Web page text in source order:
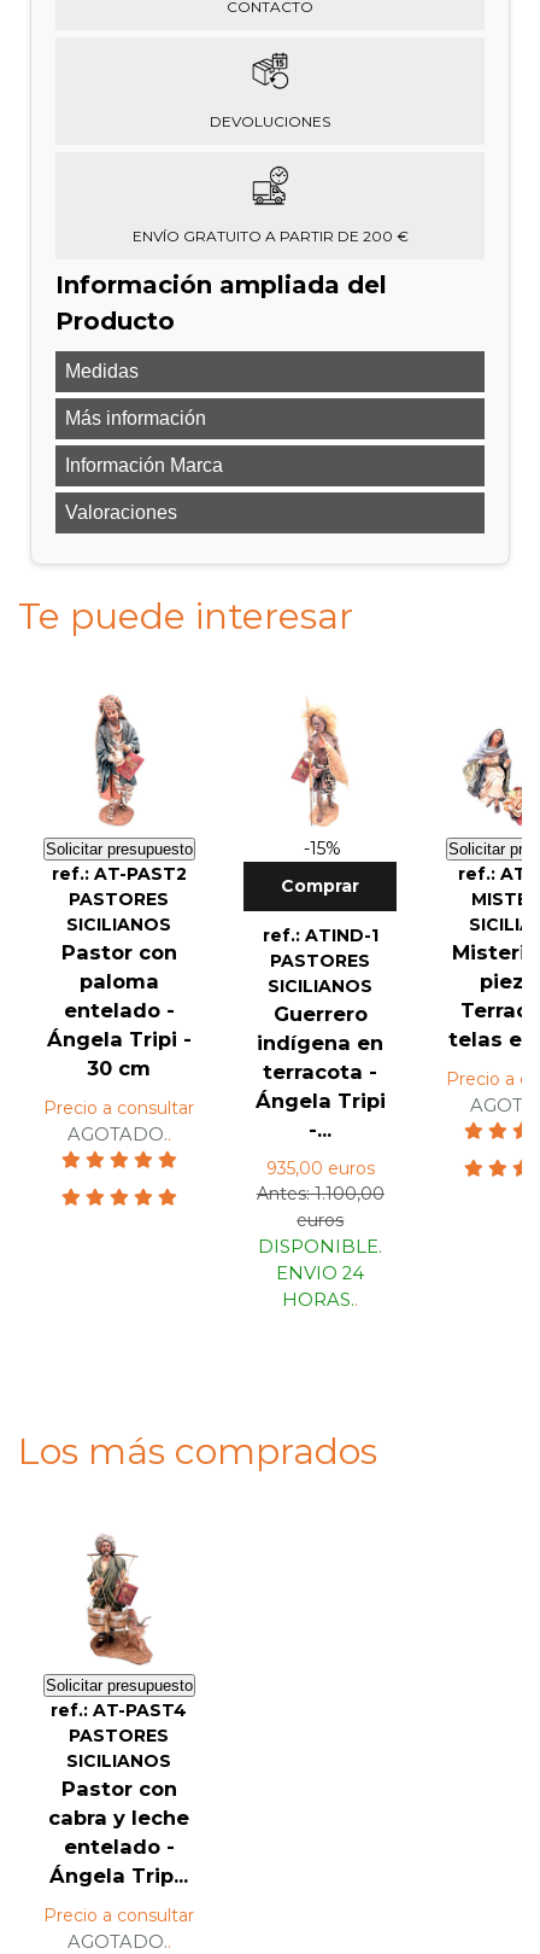
CONTACTO
DEVOLUCIONES
ENVÍO GRATUITO A PARTIR DE 200 €
Información ampliada del
Producto
Medidas
Más información
Información Marca
Valoraciones
Te puede interesar
Solicitar presupuesto
ref.: AT-PAST2
PASTORES
SICILIANOS
Pastor con
paloma
entelado -
Ángela Tripi -
30 cm
Precio a consultar
AGOTADO..
-15%
Comprar
ref.: ATIND-1
PASTORES
SICILIANOS
Guerrero
indígena en
terracota -
Ángela Tripi
-...
935,00 euros
Antes: 1.100,00
euros
DISPONIBLE.
ENVIO 24
HORAS..
Solicitar
ref.:
telas
Precio a
Los más comprados
Solicitar presupuesto
ref.: AT-PAST4
PASTORES
SICILIANOS
Pastor con
cabra y leche
entelado -
Ángela Trip...
Precio a consultar
AGOTADO..